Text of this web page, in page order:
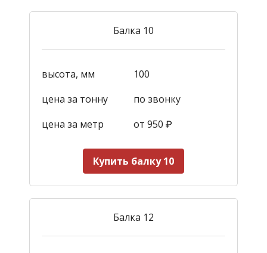
Балка 10
высота, мм
100
цена за тонну
по звонку
цена за метр
от 950 ₽
Купить балку 10
Балка 12